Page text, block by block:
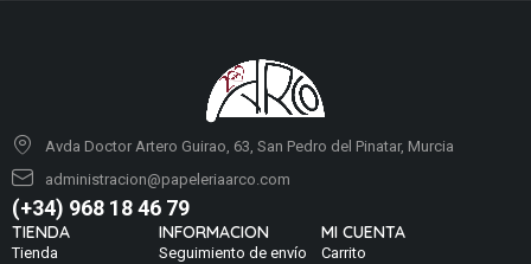
Avda Doctor Artero Guirao, 63, San Pedro del Pinatar, Murcia
administracion@papeleriaarco.com
(+34) 968 18 46 79
TIENDA
Tienda
INFORMACION
Seguimiento de envío
MI CUENTA
Carrito